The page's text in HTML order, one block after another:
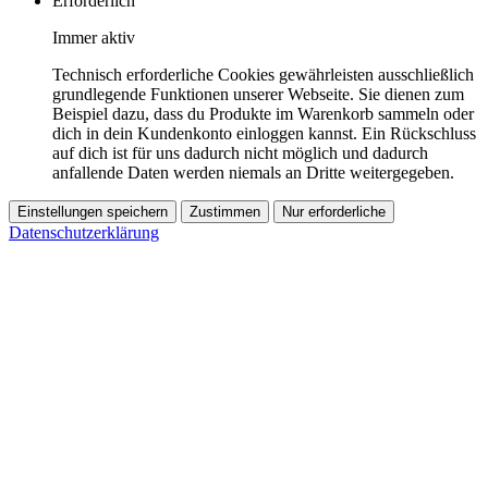
Immer aktiv
Technisch erforderliche Cookies gewährleisten ausschließlich
grundlegende Funktionen unserer Webseite. Sie dienen zum
Beispiel dazu, dass du Produkte im Warenkorb sammeln oder
dich in dein Kundenkonto einloggen kannst. Ein Rückschluss
auf dich ist für uns dadurch nicht möglich und dadurch
anfallende Daten werden niemals an Dritte weitergegeben.
Einstellungen speichern Zustimmen Nur erforderliche
Datenschutzerklärung